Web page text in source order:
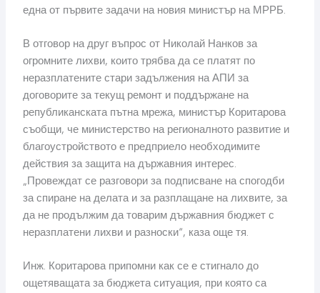
една от първите задачи на новия министър на МРРБ.
В отговор на друг въпрос от Николай Нанков за
огромните лихви, които трябва да се платят по
неразплатените стари задължения на АПИ за
договорите за текущ ремонт и поддържане на
републиканската пътна мрежа, министър Коритарова
съобщи, че министерство на регионалното развитие и
благоустройството е предприело необходимите
действия за защита на държавния интерес.
„Провеждат се разговори за подписване на спогодби
за спиране на делата и за разплащане на лихвите, за
да не продължим да товарим държавния бюджет с
неразплатени лихви и разноски“, каза още тя.
Инж. Коритарова припомни как се е стигнало до
ощетяващата за бюджета ситуация, при която са